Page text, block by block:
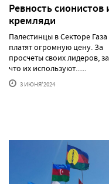
Ревность сионистов
кремляди
Палестинцы в Секторе Газа
платят огромную цену. За
просчеты своих лидеров, за
что их используют......
3 ИЮНЯ'2024